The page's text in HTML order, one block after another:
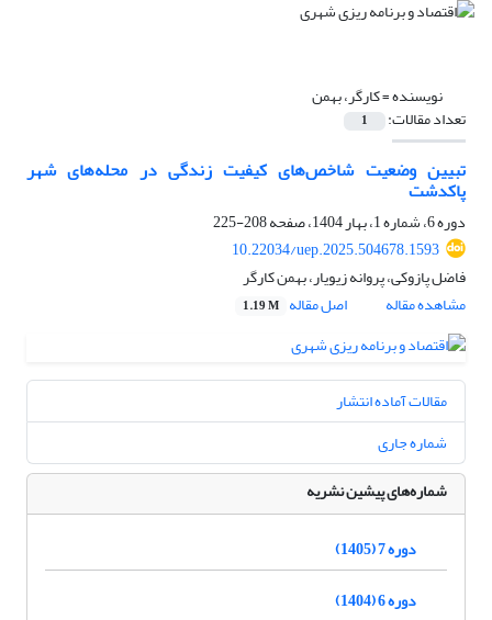
نویسنده =کارگر، بهمن
تعداد مقالات: 1
تبیین وضعیت شاخص‌های کیفیت زندگی در محله‌های شهر
پاکدشت
دوره 6، شماره 1، بهار 1404، صفحه
208-225
10.22034/uep.2025.504678.1593
فاضل پازوکی، پروانه زیویار، بهمن کارگر
مشاهده مقاله
اصل مقاله 1.19 M
مقالات آماده انتشار
شماره جاری
شماره‌های پیشین نشریه
دوره 7 (1405)
دوره 6 (1404)